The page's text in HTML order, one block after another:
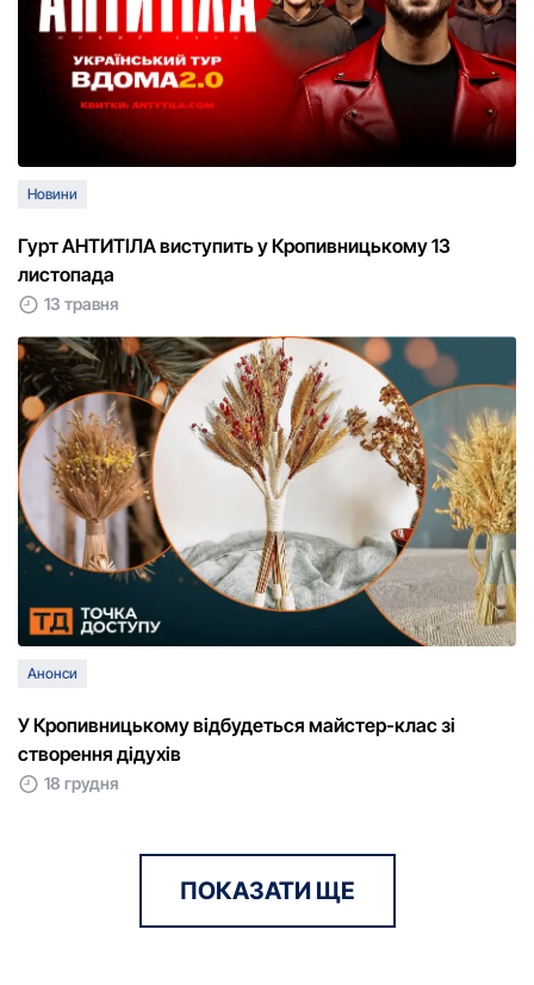
Новини
Гурт АНТИТІЛА виступить у Кропивницькому 13
листопада
13 травня
Анонси
У Кропивницькому відбудеться майстер-клас зі
створення дідухів
18 грудня
ПОКАЗАТИ ЩЕ